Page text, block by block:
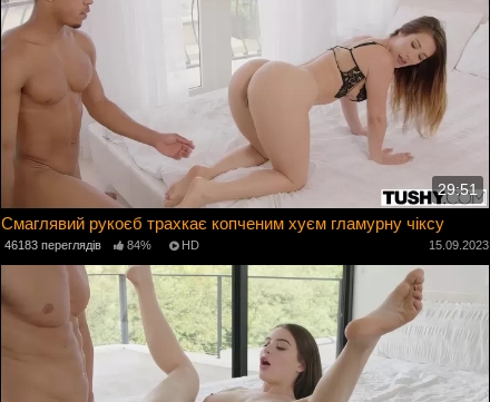
29:51
Смаглявий рукоєб трахкає копченим хуєм гламурну чіксу
46183 переглядів 84% HD 15.09.2023